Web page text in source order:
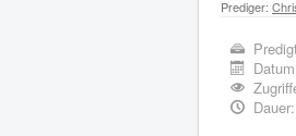
Prediger: